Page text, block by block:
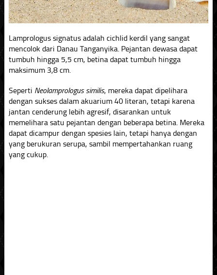
Lamprologus signatus adalah cichlid kerdil yang sangat
mencolok dari Danau Tanganyika. Pejantan dewasa dapat
tumbuh hingga 5,5 cm, betina dapat tumbuh hingga
maksimum 3,8 cm.
Seperti Neolamprologus similis, mereka dapat dipelihara
dengan sukses dalam akuarium 40 literan, tetapi karena
jantan cenderung lebih agresif, disarankan untuk
memelihara satu pejantan dengan beberapa betina. Mereka
dapat dicampur dengan spesies lain, tetapi hanya dengan
yang berukuran serupa, sambil mempertahankan ruang
yang cukup.